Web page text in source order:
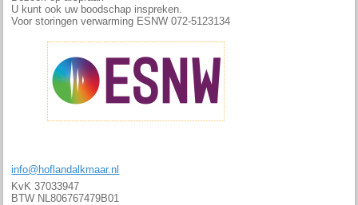
U kunt ook uw boodschap inspreken.
Voor storingen verwarming ESNW 072-5123134
info@hoflandalkmaar.nl
KvK 37033947
BTW NL806767479B01